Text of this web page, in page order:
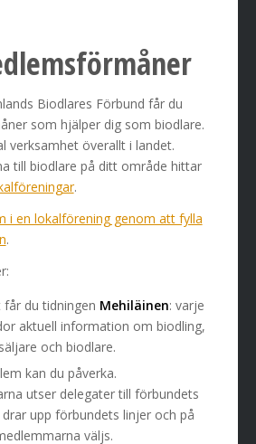
Biodlares Förbund får du
som hjälper dig som biodlare.
verksamhet överallt i landet.
till biodlare på ditt område hittar
.
i en lokalförening genom att fylla
.
får du tidningen Mehiläinen: varje
aktuell information om biodling,
och biodlare.
kan du påverka.
utser delegater till förbundets
upp förbundets linjer och på
väljs.